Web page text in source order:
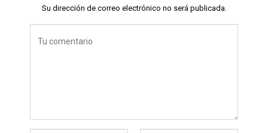
Su dirección de correo electrónico no será publicada.